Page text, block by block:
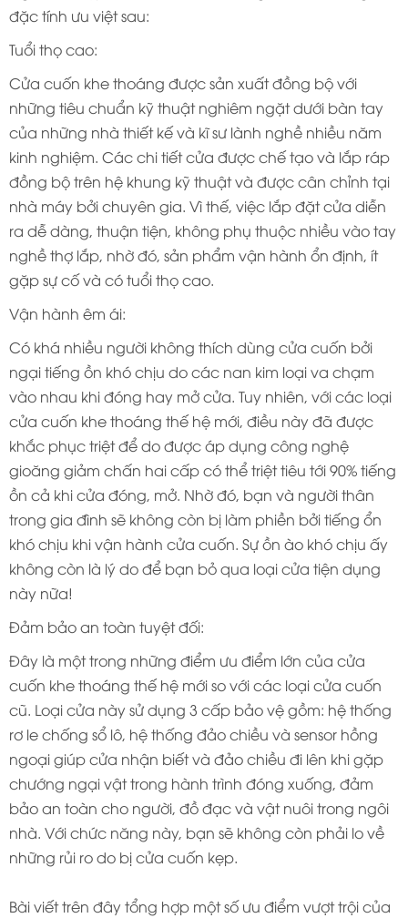
đặc tính ưu việt sau:
Tuổi thọ cao:
Cửa cuốn khe thoáng được sản xuất đồng bộ với
những tiêu chuẩn kỹ thuật nghiêm ngặt dưới bàn tay
của những nhà thiết kế và kĩ sư lành nghề nhiều năm
kinh nghiệm. Các chi tiết cửa được chế tạo và lắp ráp
đồng bộ trên hệ khung kỹ thuật và được cân chỉnh tại
nhà máy bởi chuyên gia. Vì thế, việc lắp đặt cửa diễn
ra dễ dàng, thuận tiện, không phụ thuộc nhiều vào tay
nghề thợ lắp, nhờ đó, sản phẩm vận hành ổn định, ít
gặp sự cố và có tuổi thọ cao.
Vận hành êm ái:
Có khá nhiều người không thích dùng cửa cuốn bởi
ngại tiếng ồn khó chịu do các nan kim loại va chạm
vào nhau khi đóng hay mở cửa. Tuy nhiên, với các loại
cửa cuốn khe thoáng thế hệ mới, điều này đã được
khắc phục triệt để do được áp dụng công nghệ
gioăng giảm chấn hai cấp có thể triệt tiêu tới 90% tiếng
ồn cả khi cửa đóng, mở. Nhờ đó, bạn và người thân
trong gia đình sẽ không còn bị làm phiền bởi tiếng ổn
khó chịu khi vận hành cửa cuốn. Sự ồn ào khó chịu ấy
không còn là lý do để bạn bỏ qua loại cửa tiện dụng
này nữa!
Đảm bảo an toàn tuyệt đối:
Đây là một trong những điểm ưu điểm lớn của cửa
cuốn khe thoáng thế hệ mới so với các loại cửa cuốn
cũ. Loại cửa này sử dụng 3 cấp bảo vệ gồm: hệ thống
rơ le chống sổ lô, hệ thống đảo chiều và sensor hồng
ngoại giúp cửa nhận biết và đảo chiều đi lên khi gặp
chướng ngại vật trong hành trình đóng xuống, đảm
bảo an toàn cho người, đồ đạc và vật nuôi trong ngôi
nhà. Với chức năng này, bạn sẽ không còn phải lo về
những rủi ro do bị cửa cuốn kẹp.
Bài viết trên đây tổng hợp một số ưu điểm vượt trội của